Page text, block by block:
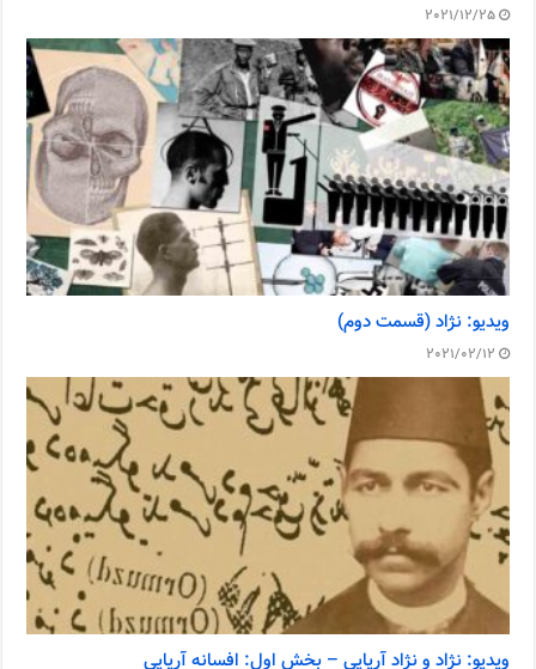
2021/12/25
ویدیو: نژاد (قسمت دوم)
2021/02/12
ویدیو: نژاد و نژاد آریایی – بخش اول: افسانه آریایی